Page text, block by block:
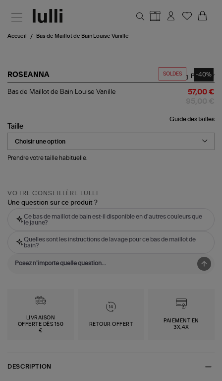
Accueil Bas de Maillot de Bain Louise Vanille
SOLDES -40%
ROSEANNA
Bas
Bain
Louise
Vanille
Partager
Bas de Maillot de Bain Louise Vanille 57,00 €
Guide des tailles
Taille
Prendre votre taille habituelle.
VOTRE CONSEILLÈRE LULLI
Une question sur ce produit ?
Ce bas de maillot de bain est-il disponible en d'autres couleurs que
le jaune?
Quelles sont les instructions de lavage pour ce bas de maillot de
bain?
LIVRAISON
OFFERTE DÈS 150
€
RETOUR OFFERT
PAIEMENT EN
3X,4X
DESCRIPTION